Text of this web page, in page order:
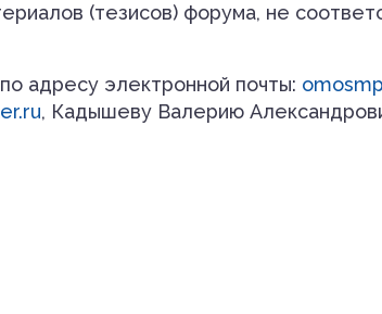
(тезисов) форума, не
адресу электронной почты:
.ru, Кадышеву Валерию